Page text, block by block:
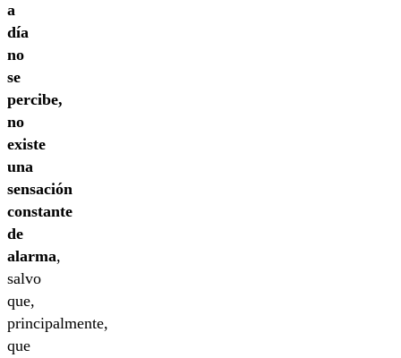
a
día
no
se
percibe,
no
existe
una
sensación
constante
de
alarma,
salvo
que,
principalmente,
que